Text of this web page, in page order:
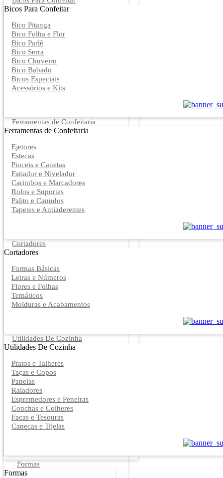
Bicos Para Confeitar
Bico Pitanga
Bico Folha e Flor
Bico Parlê
Bico Serra
Bico Chuveiro
Bico Babado
Bicos Especiais
Acessórios e Kits
Ferramentas de Confeitaria
Ferramentas de Confeitaria
Ejetores
Estecas
Pinceis e Canetas
Fatiador e Nivelador
Carimbos e Marcadores
Rolos e Suportes
Palito e Canudos
Tapetes e Antiaderentes
Cortadores
Cortadores
Formas Básicas
Letras e Números
Flores e Folhas
Temáticos
Molduras e Acabamentos
Utilidades De Cozinha
Utilidades De Cozinha
Pratos e Talheres
Taças e Copos
Panelas
Raladores
Espremedores e Peneiras
Conchas e Colheres
Facas e Tesouras
Canecas e Tijelas
Formas
Formas